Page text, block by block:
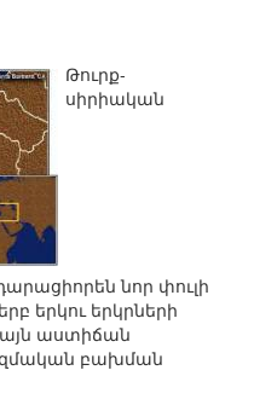
Թուրք-
սիրիական
նոր փուլի
երկու երկրների
այն աստիճան
բախման